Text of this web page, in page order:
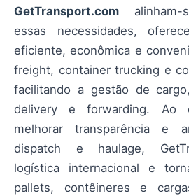
GetTransport.com alinham-
essas necessidades,
eficiente, econômica e
freight, container trucking e
facilitando a gestão de
delivery e forwarding. Ao
melhorar transparência e
dispatch e haulage,
logística internacional e
pallets, contêineres e